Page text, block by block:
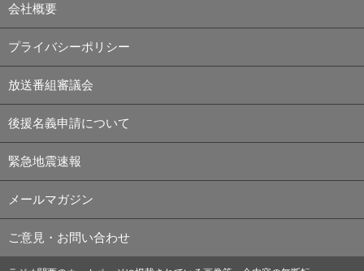
会社概要
プライバシーポリシー
放送番組審議会
後援名義申請について
緊急地震速報
メールマガジン
ご意見・お問い合わせ